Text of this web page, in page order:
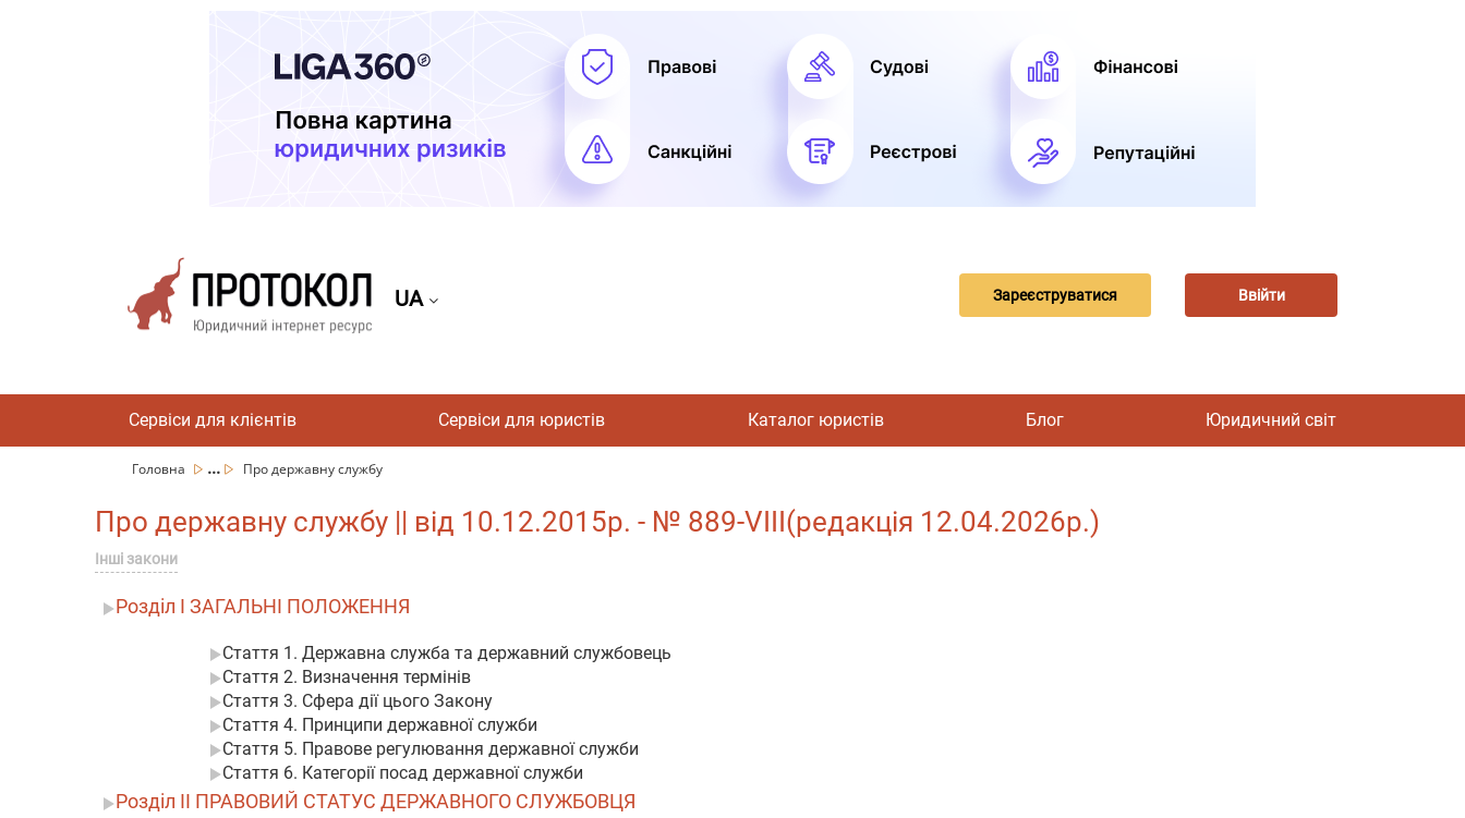
UA Зареєструватися Ввійти
Сервіси для клієнтів Сервіси для юристів Каталог юристів Блог Юридичний світ
Головна ... Про державну службу
Про державну службу || від 10.12.2015р. - № 889-VIII(редакція 12.04.2026р.)
Інші закони
Розділ I ЗАГАЛЬНІ ПОЛОЖЕННЯ
Стаття 1. Державна служба та державний службовець
Стаття 2. Визначення термінів
Стаття 3. Сфера дії цього Закону
Стаття 4. Принципи державної служби
Стаття 5. Правове регулювання державної служби
Стаття 6. Категорії посад державної служби
Розділ II ПРАВОВИЙ СТАТУС ДЕРЖАВНОГО СЛУЖБОВЦЯ